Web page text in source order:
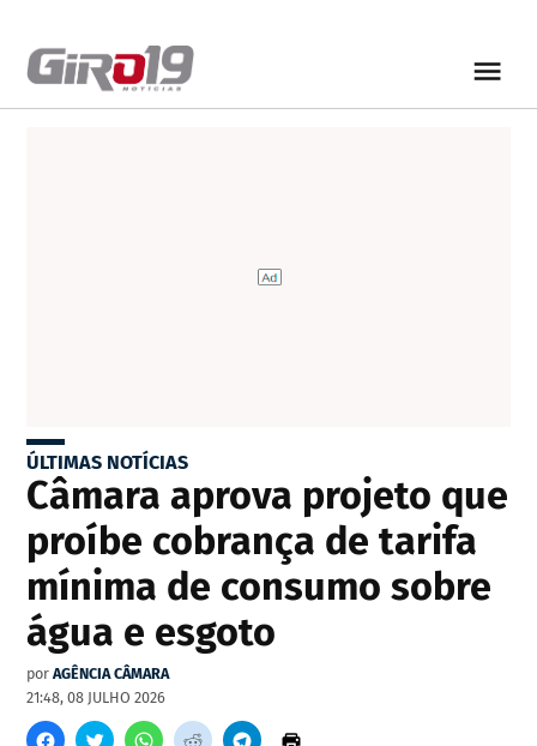
ÚLTIMAS NOTÍCIAS
Câmara aprova projeto que
proíbe cobrança de tarifa
mínima de consumo sobre
água e esgoto
por AGÊNCIA CÂMARA
21:48, 08 JULHO 2026